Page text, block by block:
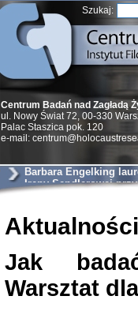
Szukaj:
Centrum Badań nad Zagładą
ul. Nowy Świat 72, 00-330
Palac Staszica pok. 120
e-mail:
Barbara Engelking
Ireny Sendlerowej
Aktualności
Jak
Warsztat